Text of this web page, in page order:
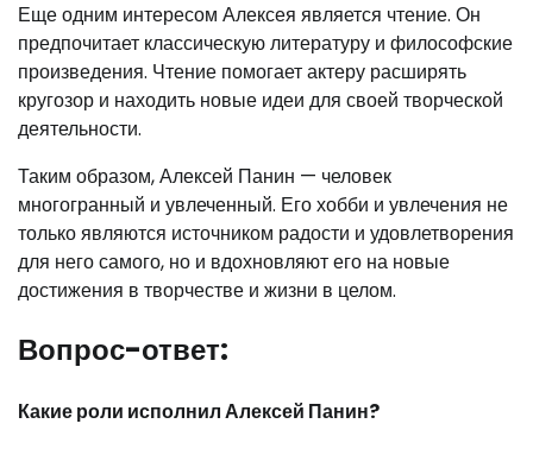
Еще одним интересом Алексея является чтение. Он
предпочитает классическую литературу и философские
произведения. Чтение помогает актеру расширять
кругозор и находить новые идеи для своей творческой
деятельности.
Таким образом, Алексей Панин — человек
многогранный и увлеченный. Его хобби и увлечения не
только являются источником радости и удовлетворения
для него самого, но и вдохновляют его на новые
достижения в творчестве и жизни в целом.
Вопрос-ответ:
Какие роли исполнил Алексей Панин?